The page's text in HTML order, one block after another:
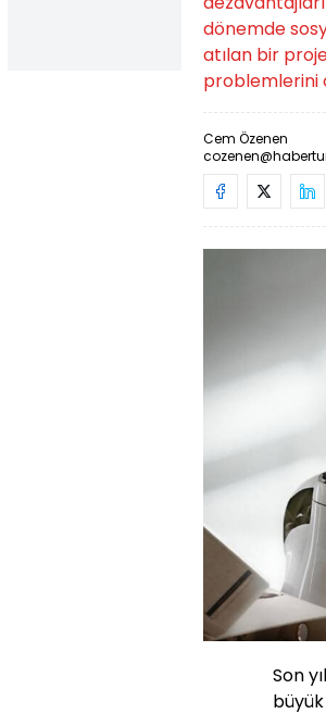
dönemde
atılan bir
problemlerini
Cem Özenen
Son